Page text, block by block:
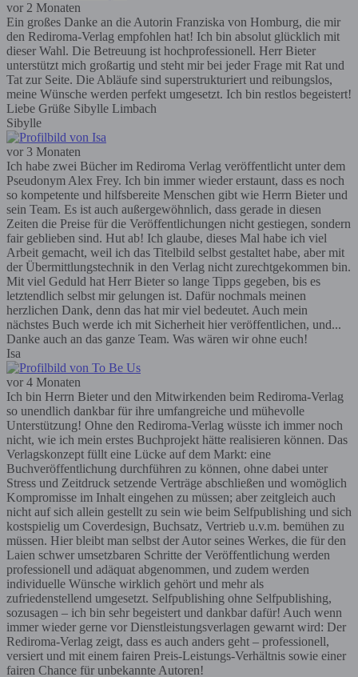
vor 2 Monaten
Ein großes Danke an die Autorin Franziska von Homburg, die mir
den Rediroma-Verlag empfohlen hat! Ich bin absolut glücklich mit
dieser Wahl. Die Betreuung ist hochprofessionell. Herr Bieter
unterstützt mich großartig und steht mir bei jeder Frage mit Rat und
Tat zur Seite. Die Abläufe sind superstrukturiert und reibungslos,
meine Wünsche werden perfekt umgesetzt. Ich bin restlos begeistert!
Liebe Grüße Sibylle Limbach
Sibylle
vor 3 Monaten
Ich habe zwei Bücher im Rediroma Verlag veröffentlicht unter dem
Pseudonym Alex Frey. Ich bin immer wieder erstaunt, dass es noch
so kompetente und hilfsbereite Menschen gibt wie Herrn Bieter und
sein Team. Es ist auch außergewöhnlich, dass gerade in diesen
Zeiten die Preise für die Veröffentlichungen nicht gestiegen, sondern
fair geblieben sind. Hut ab! Ich glaube, dieses Mal habe ich viel
Arbeit gemacht, weil ich das Titelbild selbst gestaltet habe, aber mit
der Übermittlungstechnik in den Verlag nicht zurechtgekommen bin.
Mit viel Geduld hat Herr Bieter so lange Tipps gegeben, bis es
letztendlich selbst mir gelungen ist. Dafür nochmals meinen
herzlichen Dank, denn das hat mir viel bedeutet. Auch mein
nächstes Buch werde ich mit Sicherheit hier veröffentlichen, und...
Danke auch an das ganze Team. Was wären wir ohne euch!
Isa
vor 4 Monaten
Ich bin Herrn Bieter und den Mitwirkenden beim Rediroma-Verlag
so unendlich dankbar für ihre umfangreiche und mühevolle
Unterstützung! Ohne den Rediroma-Verlag wüsste ich immer noch
nicht, wie ich mein erstes Buchprojekt hätte realisieren können. Das
Verlagskonzept füllt eine Lücke auf dem Markt: eine
Buchveröffentlichung durchführen zu können, ohne dabei unter
Stress und Zeitdruck setzende Verträge abschließen und womöglich
Kompromisse im Inhalt eingehen zu müssen; aber zeitgleich auch
nicht auf sich allein gestellt zu sein wie beim Selfpublishing und sich
kostspielig um Coverdesign, Buchsatz, Vertrieb u.v.m. bemühen zu
müssen. Hier bleibt man selbst der Autor seines Werkes, die für den
Laien schwer umsetzbaren Schritte der Veröffentlichung werden
professionell und adäquat abgenommen, und zudem werden
individuelle Wünsche wirklich gehört und mehr als
zufriedenstellend umgesetzt. Selfpublishing ohne Selfpublishing,
sozusagen – ich bin sehr begeistert und dankbar dafür! Auch wenn
immer wieder gerne vor Dienstleistungsverlagen gewarnt wird: Der
Rediroma-Verlag zeigt, dass es auch anders geht – professionell,
versiert und mit einem fairen Preis-Leistungs-Verhältnis sowie einer
fairen Chance für unbekannte Autoren!